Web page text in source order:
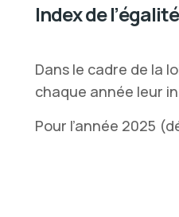
Index de
Dans le cadre de la
chaque année leur
Pour l’année 2025